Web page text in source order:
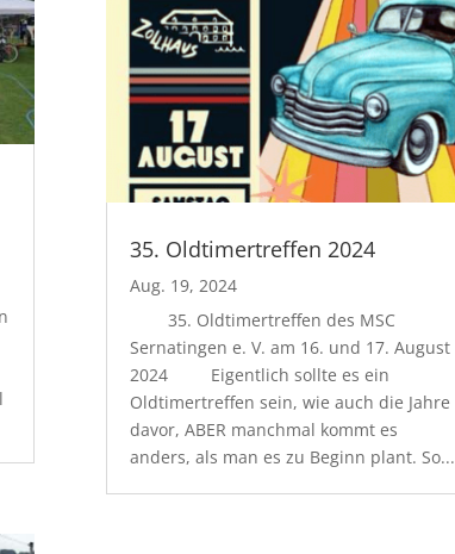
35. Oldtimertreffen 2024
Aug. 19, 2024
35. Oldtimertreffen des MSC
Sernatingen e. V. am 16. und 17. August
2024 Eigentlich sollte es ein
Oldtimertreffen sein, wie auch die Jahre
davor, ABER manchmal kommt es
anders, als man es zu Beginn plant. So...